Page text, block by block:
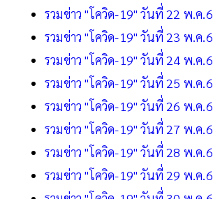
รวมข่าว "โควิด-19" วันที่ 22 พ.ค
รวมข่าว "โควิด-19" วันที่ 23 พ.ค
รวมข่าว "โควิด-19" วันที่ 24 พ.ค
รวมข่าว "โควิด-19" วันที่ 25 พ.ค
รวมข่าว "โควิด-19" วันที่ 26 พ.ค
รวมข่าว "โควิด-19" วันที่ 27 พ.ค
รวมข่าว "โควิด-19" วันที่ 28 พ.ค
รวมข่าว "โควิด-19" วันที่ 29 พ.ค